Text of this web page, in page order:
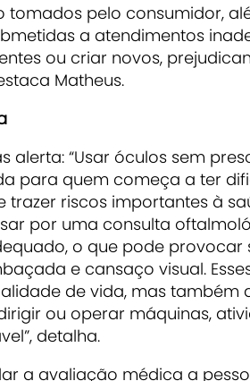
tomados pelo consumidor,
a atendimentos
ou criar novos,
Matheus.
alerta: “Usar óculos sem
para quem começa a ter
trazer riscos importantes à
por uma consulta
o que pode
e cansaço visual.
de vida, mas também
ou operar máquinas,
detalha.
a avaliação médica a